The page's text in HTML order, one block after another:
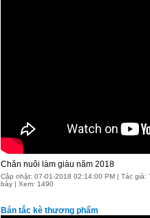
Chăn nuôi làm giàu năm 2018
Cập nhật: 07-01-2018 02:14:00 PM | Tác
bày | Xem: 1490
Bán tắc kè thương phẩm